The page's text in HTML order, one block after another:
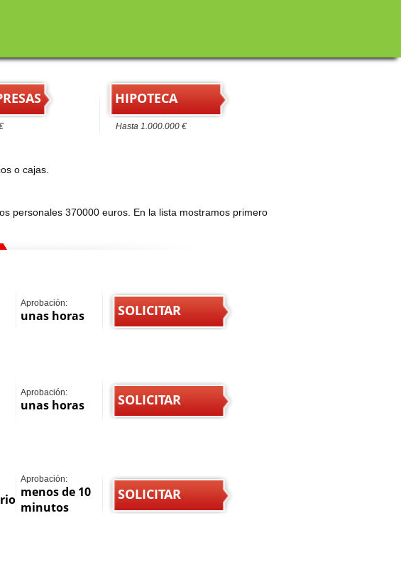
HIPOTECA
Hasta 1.000.000 €
o cajas.
personales 370000 euros. En la lista mostramos primero
Aprobación:
unas horas SOLICITAR
Aprobación:
unas horas SOLICITAR
Aprobación:
menos de 10
minutos
SOLICITAR